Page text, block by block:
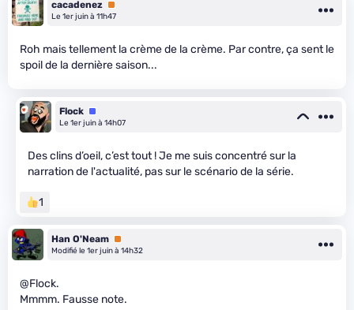
cacadenez Premium
Le 1er juin à 11h47
Roh mais tellement la crème de la crème. Par contre, ça sent le
spoil de la dernière saison...
Flock Équipe
Le 1er juin à 14h07
Des clins d’oeil, c’est tout ! Je me suis concentré sur la
narration de l'actualité, pas sur le scénario de la série.
1
Han O'Neam Premium
Modifié le 1er juin à 14h32
@Flock.
Mmmm. Fausse note.